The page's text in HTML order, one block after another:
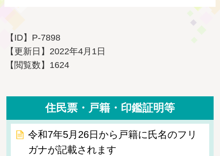
【ID】 P-7898
【更新日】 2022年4月1日
【閲覧数】 1624
住民票・戸籍・印鑑証明等
令和7年5月26日から戸籍に氏名のフリ
ガナが記載されます